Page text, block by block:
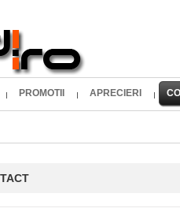
PROMOTII APRECIERI